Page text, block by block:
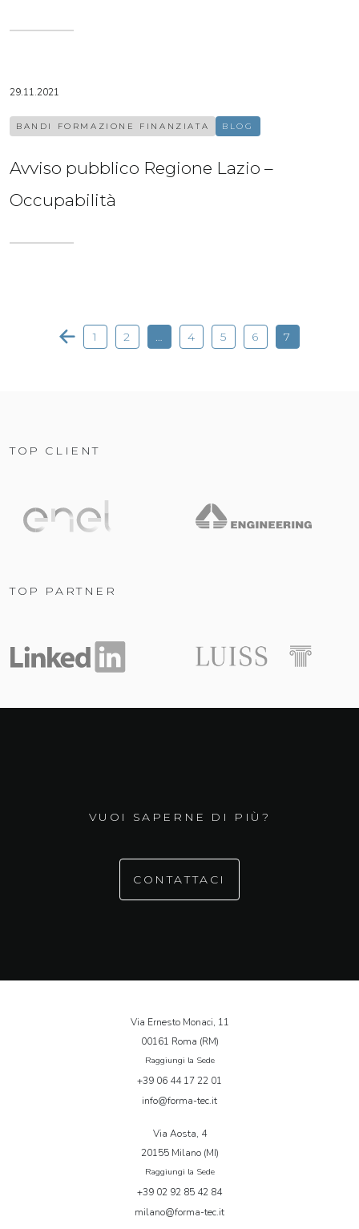
29.11.2021
BANDI FORMAZIONE FINANZIATA BLOG
Avviso pubblico Regione Lazio –
Occupabilità
1 2 … 4 5 6 7
TOP CLIENT
TOP PARTNER
VUOI SAPERNE DI PIÙ?
CONTATTACI
Via Ernesto Monaci, 11
00161 Roma (RM)
Raggiungi la Sede
+39 06 44 17 22 01
info@forma-tec.it
Via Aosta, 4
20155 Milano (MI)
Raggiungi la Sede
+39 02 92 85 42 84
milano@forma-tec.it